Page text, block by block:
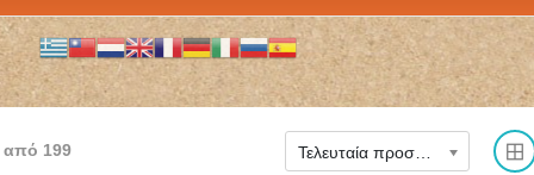
από 199 Τελευταία προστέθηκε